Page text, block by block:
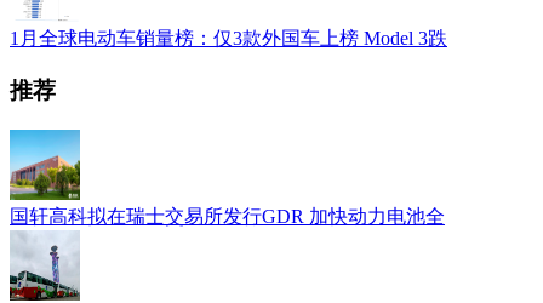
1月全球电动车销量榜：仅3款外国车上榜 Model 3跌
推荐
国轩高科拟在瑞士交易所发行GDR 加快动力电池全